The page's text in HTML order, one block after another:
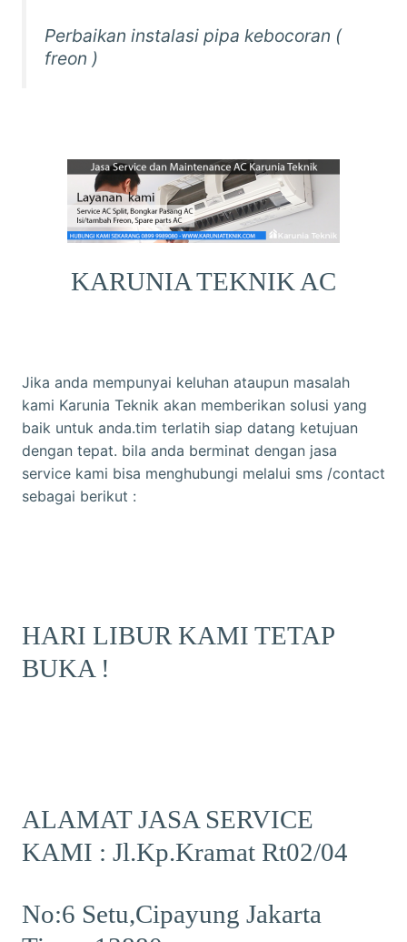
Perbaikan instalasi pipa kebocoran (
freon )
KARUNIA TEKNIK AC
Jika anda mempunyai keluhan ataupun masalah
kami Karunia Teknik akan memberikan solusi yang
baik untuk anda.tim terlatih siap datang ketujuan
dengan tepat. bila anda berminat dengan jasa
service kami bisa menghubungi melalui sms /contact
sebagai berikut :
HARI LIBUR KAMI TETAP
BUKA !
ALAMAT JASA SERVICE
KAMI : Jl.Kp.Kramat Rt02/04
No:6 Setu,Cipayung Jakarta